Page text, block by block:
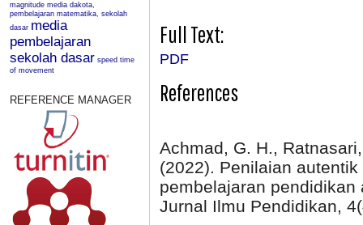
magnitude media dakota,
pembelajaran matematika, sekolah
dasar media
pembelajaran
sekolah dasar speed time
of movement
REFERENCE MANAGER
Full Text:
PDF
References
Achmad, G. H.,
(2022). Penilaian
pembelajaran
Jurnal Ilmu Pendidikan,